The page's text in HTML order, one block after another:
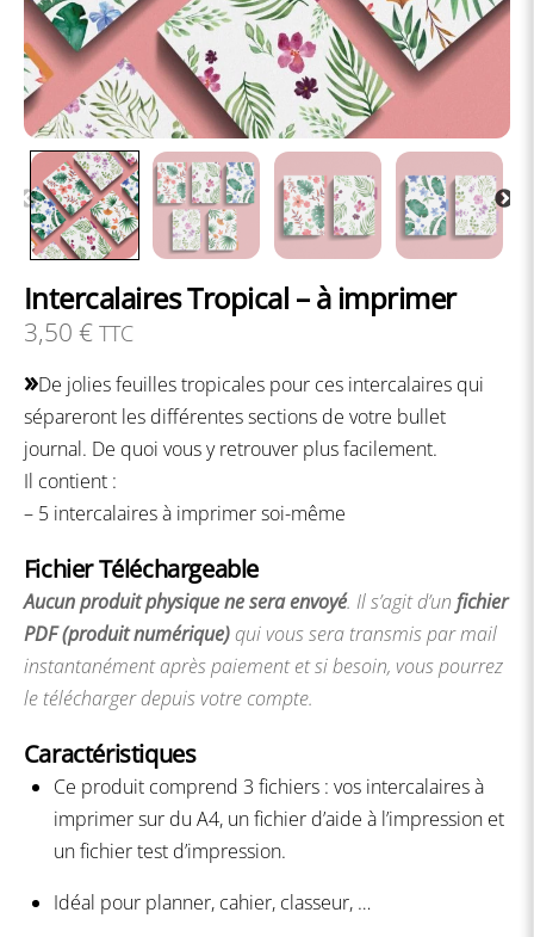
Intercalaires Tropical – à imprimer
3,50 € TTC
»De jolies feuilles tropicales pour ces intercalaires qui
sépareront les différentes sections de votre bullet
journal. De quoi vous y retrouver plus facilement.
Il contient :
– 5 intercalaires à imprimer soi-même
Fichier Téléchargeable
Aucun produit physique ne sera envoyé. Il s’agit d’un fichier
PDF (produit numérique)qui vous sera transmis par mail
instantanément après paiement et si besoin, vous pourrez
le télécharger depuis votre compte.
Caractéristiques
Ce produit comprend 3 fichiers : vos intercalaires à
imprimer sur du A4, un fichier d’aide à l’impression et
un fichier test d’impression.
Idéal pour planner, cahier, classeur, …